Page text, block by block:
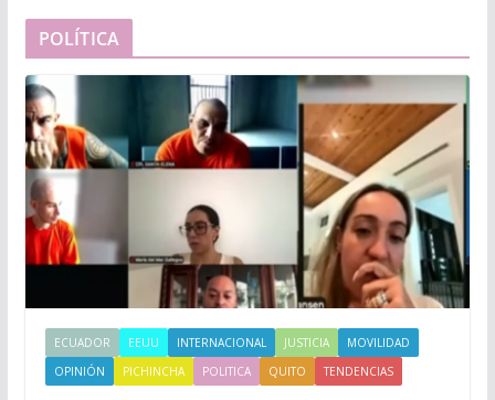
POLÍTICA
ECUADOR EEUU INTERNACIONAL JUSTICIA
MOVILIDAD
OPINIÓN
PICHINCHA POLITICA QUITO TENDENCIAS